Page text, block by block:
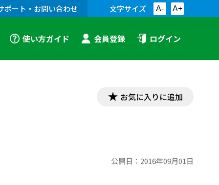
ポート・お問い合わせ 文字サイズ A- A+
使い方ガイド 会員登録 ログイン
お気に入りに追加
公開日： 2016年09月01日